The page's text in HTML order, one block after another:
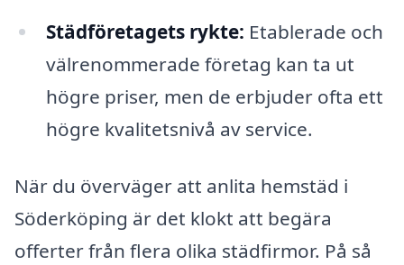
Städföretagets rykte: Etablerade och
välrenommerade företag kan ta ut
högre priser, men de erbjuder ofta ett
högre kvalitetsnivå av service.
När du överväger att anlita hemstäd i
Söderköping är det klokt att begära
offerter från flera olika städfirmor. På så